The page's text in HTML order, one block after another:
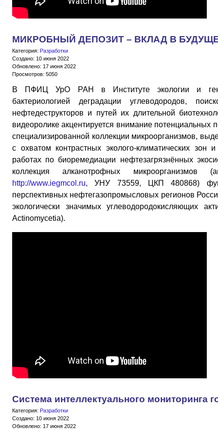
МИКРОБНЫЙ ДЕПОЗИТ – ВКЛАД В
Категория: Разработки
Создано: 10 июня 2022
Обновлено: 17 июня 2022
Просмотров: 5050
В ПФИЦ УрО РАН в Институте экологии и
бактериологией деградации углеводородов,
нефтедеструкторов и путей их длительной
видеоролике акцентируется внимание потенциальных
специализированной коллекции микроорганизмов,
с охватом контрастных эколого-климатических зон
работах по биоремедиации нефтезагрязнённых
коллекция алканотрофных
http://www.iegmcol.ru, УНУ 73559, ЦКП 480868)
перспективных нефтегазопромысловых регионов
экологически значимых углеводородокисляющих
Actinomycetia).
Система интеллектуального мониторинга
Категория: Разработки
Создано: 10 июня 2022
Обновлено: 17 июня 2022